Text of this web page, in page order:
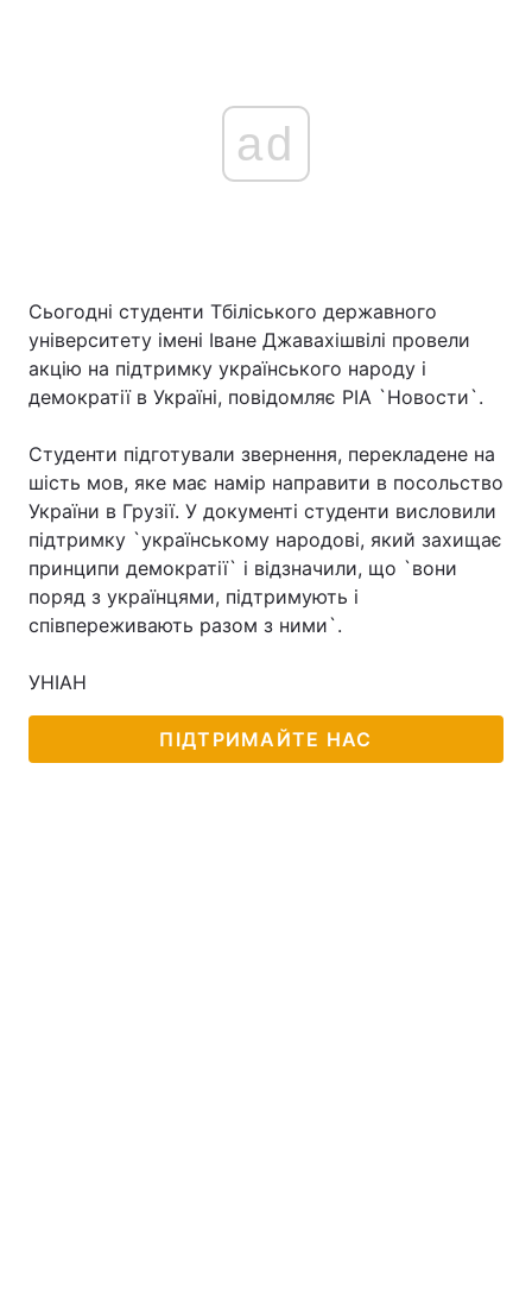
ad
Сьогодні студенти Тбіліського державного
університету імені Іване Джавахішвілі провели
акцію на підтримку українського народу і
демократії в Україні, повідомляє РІА `Новости`.
Студенти підготували звернення, перекладене на
шість мов, яке має намір направити в посольство
України в Грузії. У документі студенти висловили
підтримку `українському народові, який захищає
принципи демократії` і відзначили, що `вони
поряд з українцями, підтримують і
співпереживають разом з ними`.
УНІАН
ПІДТРИМАЙТЕ НАС